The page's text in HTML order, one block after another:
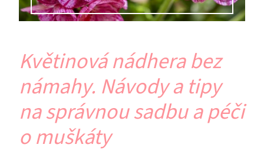
Květinová nádhera bez
námahy. Návody a tipy
na správnou sadbu a péči
o muškáty